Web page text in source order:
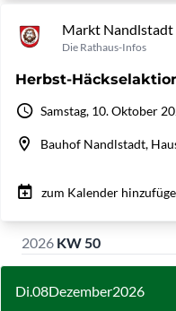
Markt Nandlstadt
Die Rathaus-Infos
Herbst-
Samstag, 10. Oktober
Bauhof Nandlstadt,
zum Kalender
2026 KW 50
Di.08Dezember2026